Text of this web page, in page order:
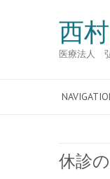
西
医療法人
休診